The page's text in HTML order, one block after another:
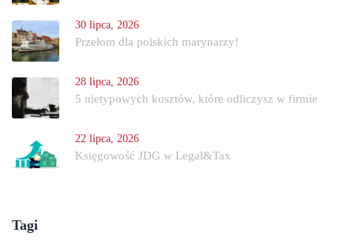
30 lipca, 2026
Przełom dla polskich marynarzy!
28 lipca, 2026
5 nietypowych kosztów, które odliczysz w firmie
22 lipca, 2026
Księgowość JDG w Legal&Tax
Tagi